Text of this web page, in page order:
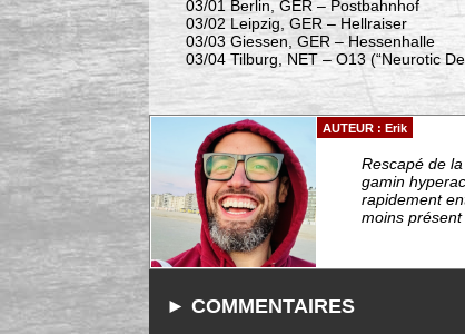
03/01 Berlin, GER – Postbahnhof
03/02 Leipzig, GER – Hellraiser
03/03 Giessen, GER – Hessenhalle
03/04 Tilburg, NET – O13 (“Neurotic
AUTEUR : Erik
Rescapé de
gamin
rapidement
moins
► COMMENTAIRES